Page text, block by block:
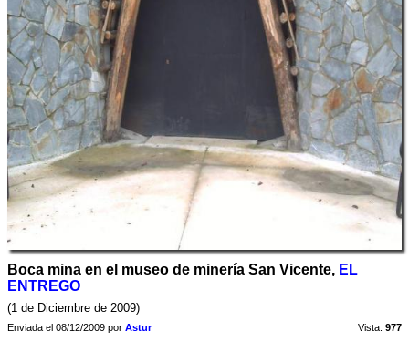
Boca mina en el museo de minería San Vicente, EL
ENTREGO
(1 de Diciembre de 2009)
Enviada el 08/12/2009 por Astur Vista: 977